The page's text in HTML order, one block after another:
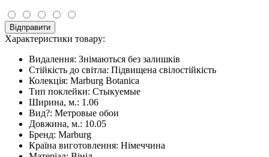
Відправити
Характеристики товару:
Видалення: Знімаються без залишків
Стійкість до світла: Підвищена свілостійкість
Колекція: Marburg Botanica
Тип поклейки: Стыкуемые
Ширина, м.: 1.06
Вид?: Метровые обои
Довжина, м.: 10.05
Бренд: Marburg
Країна виготовлення: Німеччина